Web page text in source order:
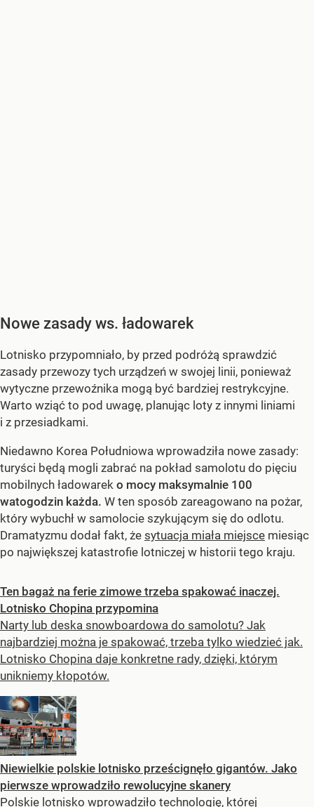
Nowe zasady ws. ładowarek
Lotnisko przypomniało, by przed podróżą sprawdzić
zasady przewozy tych urządzeń w swojej linii, ponieważ
wytyczne przewoźnika mogą być bardziej restrykcyjne.
Warto wziąć to pod uwagę, planując loty z innymi liniami
i z przesiadkami.
Niedawno Korea Południowa wprowadziła nowe zasady:
turyści będą mogli zabrać na pokład samolotu do pięciu
mobilnych ładowarek o mocy maksymalnie 100
watogodzin każda. W ten sposób zareagowano na pożar,
który wybuchł w samolocie szykującym się do odlotu.
Dramatyzmu dodał fakt, że sytuacja miała miejsce miesiąc
po największej katastrofie lotniczej w historii tego kraju.
Ten bagaż na ferie zimowe trzeba spakować inaczej.
Lotnisko Chopina przypomina
Narty lub deska snowboardowa do samolotu? Jak
najbardziej można je spakować, trzeba tylko wiedzieć jak.
Lotnisko Chopina daje konkretne rady, dzięki, którym
unikniemy kłopotów.
Niewielkie polskie lotnisko prześcignęło gigantów. Jako
pierwsze wprowadziło rewolucyjne skanery
Polskie lotnisko wprowadziło technologię, której